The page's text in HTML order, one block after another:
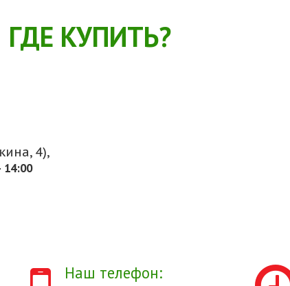
ГДЕ КУПИТЬ?
4),
14:00
Наш телефон: